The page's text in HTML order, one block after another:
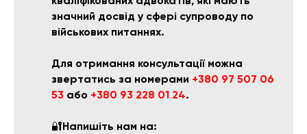
значний досвід у сфері супроводу по
військових питаннях.
Для отримання консультації можна
звертатись за номерами +380 97 507 06
53 або +380 93 228 01 24.
🔐Напишіть нам на: